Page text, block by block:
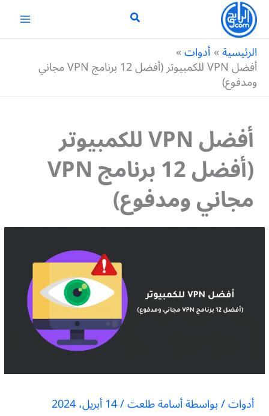
تخطي
المحتوى
الرئيسية أدوات
أفضل VPN للكمبيوتر (أفضل 12 برنامج VPN مجاني
ومدفوع)
أفضل VPN للكمبيوتر
(أفضل 12 برنامج VPN
مجاني ومدفوع)
أدوات/ بواسطةأسامة طلعت/14 أبريل، 2024